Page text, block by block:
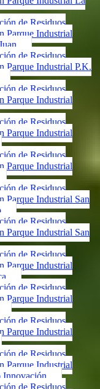
de Residuos
Parque Industrial
de Residuos
Parque Industrial P.K.
de Residuos
Parque Industrial
de Residuos
Parque Industrial
de Residuos
Parque Industrial
de Residuos
Parque Industrial San
de Residuos
Parque Industrial San
de Residuos
Parque Industrial
de Residuos
Parque Industrial
de Residuos
Parque Industrial
de Residuos
Parque Industrial
Innovación
de Residuos